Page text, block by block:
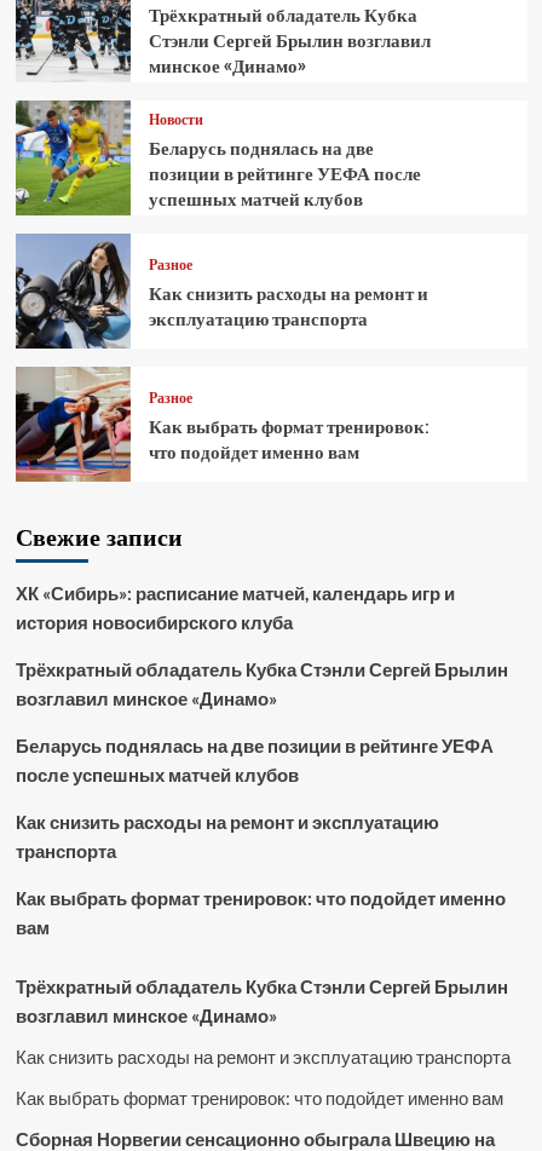
Трёхкратный обладатель Кубка
Стэнли Сергей Брылин возглавил
минское «Динамо»
Новости
Беларусь поднялась на две
позиции в рейтинге УЕФА после
успешных матчей клубов
Разное
Как снизить расходы на ремонт и
эксплуатацию транспорта
Разное
Как выбрать формат тренировок:
что подойдет именно вам
Свежие записи
ХК «Сибирь»: расписание матчей, календарь игр и
история новосибирского клуба
Трёхкратный обладатель Кубка Стэнли Сергей Брылин
возглавил минское «Динамо»
Беларусь поднялась на две позиции в рейтинге УЕФА
после успешных матчей клубов
Как снизить расходы на ремонт и эксплуатацию
транспорта
Как выбрать формат тренировок: что подойдет именно
вам
Трёхкратный обладатель Кубка Стэнли Сергей Брылин
возглавил минское «Динамо»
Как снизить расходы на ремонт и эксплуатацию транспорта
Как выбрать формат тренировок: что подойдет именно вам
Сборная Норвегии сенсационно обыграла Швецию на